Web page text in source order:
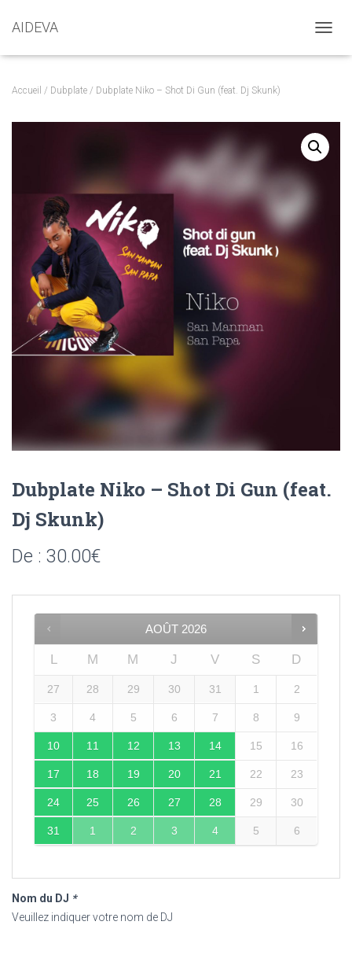
AIDEVA
Accueil / Dubplate / Dubplate Niko – Shot Di Gun (feat. Dj Skunk)
Dubplate Niko – Shot Di Gun (feat.
Dj Skunk)
De : 30.00€
AOÛT 2026
L M M J V S D
27 28 29 30 31 1 2
3 4 5 6 7 8 9
10 11 12 13 14 15 16
17 18 19 20 21 22 23
24 25 26 27 28 29 30
31 1 2 3 4 5 6
Nom du DJ *
Veuillez indiquer votre nom de DJ